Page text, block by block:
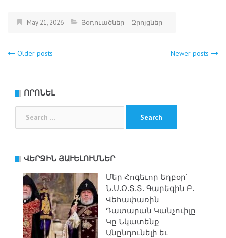
May 21, 2026 Յօդուածներ – Զրոյցներ
Posts
navigation
Older posts Newer posts
ՈՐՈՆԵԼ
ՎԵՐՋԻՆ ՅԱՒԵԼՈՒՄՆԵՐ
Մեր Հոգեւոր Եղբօր՝
Ն.Ս.Օ.Տ.Տ. Գարեգին Բ.
Վեհափառին
Դատարան Կանչուիլը
Կը Նկատենք
Անընդունելի եւ